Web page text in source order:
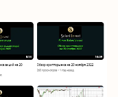
обучение